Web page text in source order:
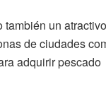
un
de ciudades
adquirir pescado